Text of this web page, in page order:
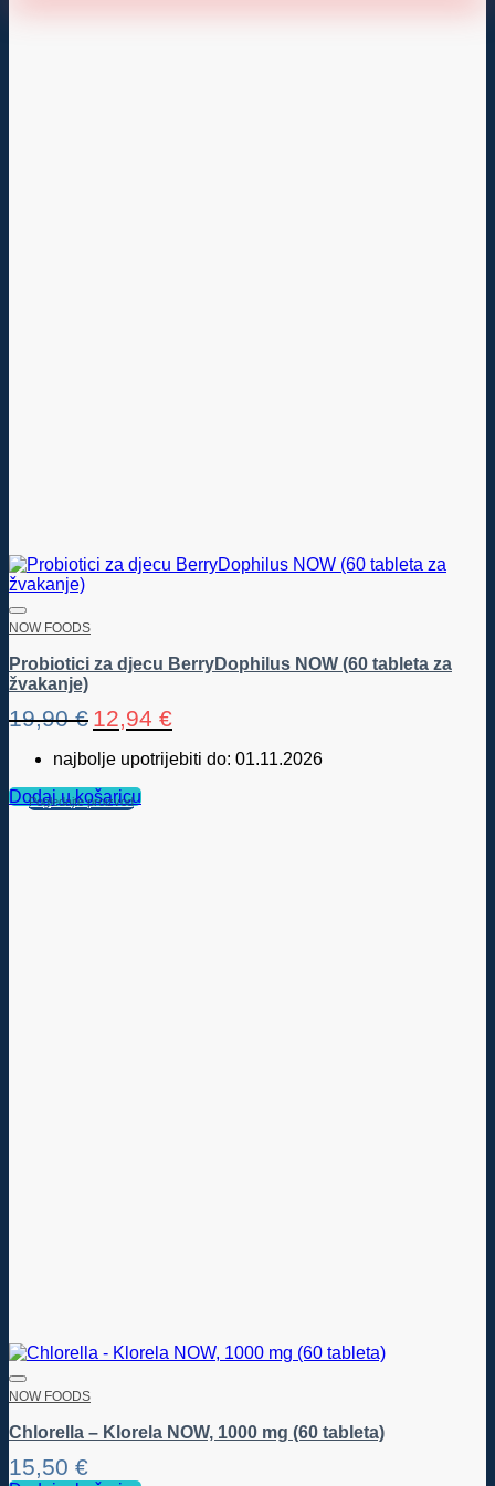
NOW FOODS
Probiotici za djecu BerryDophilus NOW (60 tableta za
žvakanje)
19,90€ Izvorna
cijena
bila
je:
19,90 €.
12,94 €
cijena
je:
najbolje upotrijebiti do: 01.11.2026
Dodaj u košaricu
Pogledajte proizvod
NOW FOODS
Chlorella – Klorela NOW, 1000 mg (60 tableta)
15,50 €